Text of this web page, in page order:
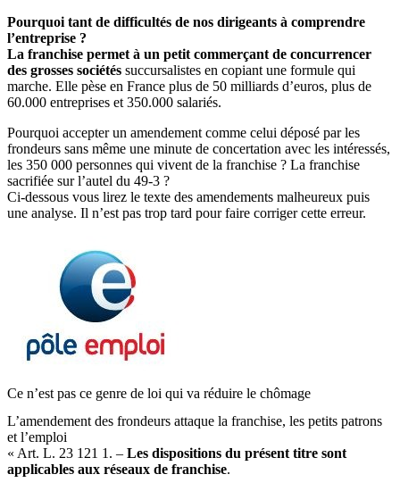
Pourquoi tant de difficultés de nos dirigeants à comprendre
l’entreprise ?
La franchise permet à un petit commerçant de concurrencer
des grosses sociétés succursalistes en copiant une formule qui
marche. Elle pèse en France plus de 50 milliards d’euros, plus de
60.000 entreprises et 350.000 salariés.
Pourquoi accepter un amendement comme celui déposé par les
frondeurs sans même une minute de concertation avec les intéressés,
les 350 000 personnes qui vivent de la franchise ? La franchise
sacrifiée sur l’autel du 49-3 ?
Ci-dessous vous lirez le texte des amendements malheureux puis
une analyse. Il n’est pas trop tard pour faire corriger cette erreur.
Ce n’est pas ce genre de loi qui va réduire le chômage
L’amendement des frondeurs attaque la franchise, les petits patrons
et l’emploi
« Art. L. 23 121 1. – Les dispositions du présent titre sont
applicables aux réseaux de franchise.